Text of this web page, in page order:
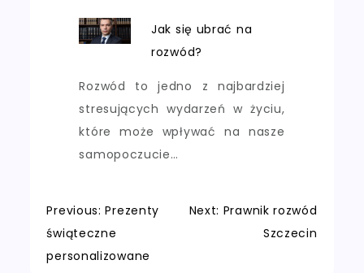
Jak się ubrać na
rozwód?
Rozwód to jedno z najbardziej
stresujących wydarzeń w życiu,
które może wpływać na nasze
samopoczucie…
Nawigacja
wpisu
Previous: Prezenty
świąteczne
personalizowane
Next: Prawnik rozwód
Szczecin